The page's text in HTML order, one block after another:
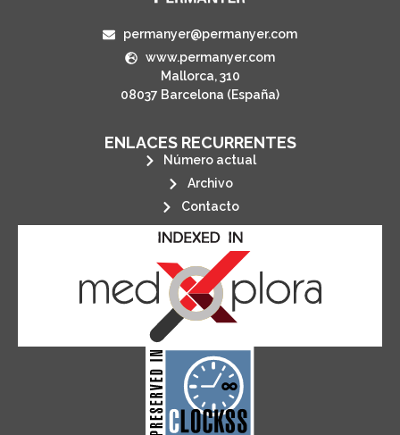
permanyer@permanyer.com
www.permanyer.com
Mallorca, 310
08037 Barcelona (España)
ENLACES RECURRENTES
Número actual
Archivo
Contacto
CLOCKSS is a dak archive that
ensures the long-term survival
of web-based scholary
publications, governed by and for
its stakeholders.